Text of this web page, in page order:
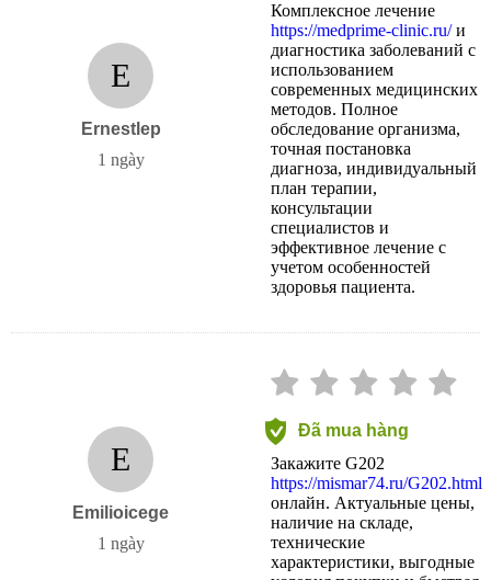
E
Ernestlep
1 ngày
Комплексное лечение
https://medprime-clinic.ru/и
диагностика заболеваний с
использованием
современных медицинских
методов. Полное
обследование организма,
точная постановка
диагноза, индивидуальный
план терапии,
консультации
специалистов и
эффективное лечение с
учетом особенностей
здоровья пациента.
E
Emilioicege
1 ngày
Đã mua hàng
Закажите G202
https://mismar74.ru/G202.html
онлайн. Актуальные цены,
наличие на складе,
технические
характеристики, выгодные